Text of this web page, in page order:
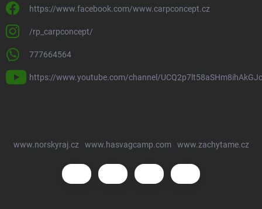
https://www.facebook.com/www.carpconcept.cz
/rp_carpconcept/
777664564
https://www.youtube.com/channel/
www.norskyraj.cz www.hasvagcamp.com www.zachytame.cz